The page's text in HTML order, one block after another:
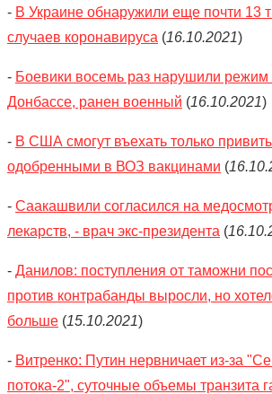
- В Украине обнаружили еще почти 13
случаев коронавируса (16.10.2021)
- Боевики восемь раз нарушили
Донбассе, ранен военный (16.10.2021)
- В США смогут въехать только
одобренными в ВОЗ вакцинами (
- Саакашвили согласился на
лекарств, - врач экс-президента (
- Данилов: поступления от таможни
против контрабанды выросли, но
больше (15.10.2021)
- Витренко: Путин нервничает из-за
потока-2", суточные объемы транзита